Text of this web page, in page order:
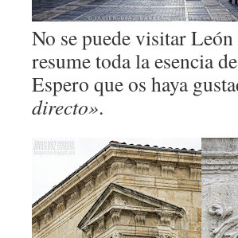
No se puede visitar
resume toda la esencia
Espero que os haya
directo».